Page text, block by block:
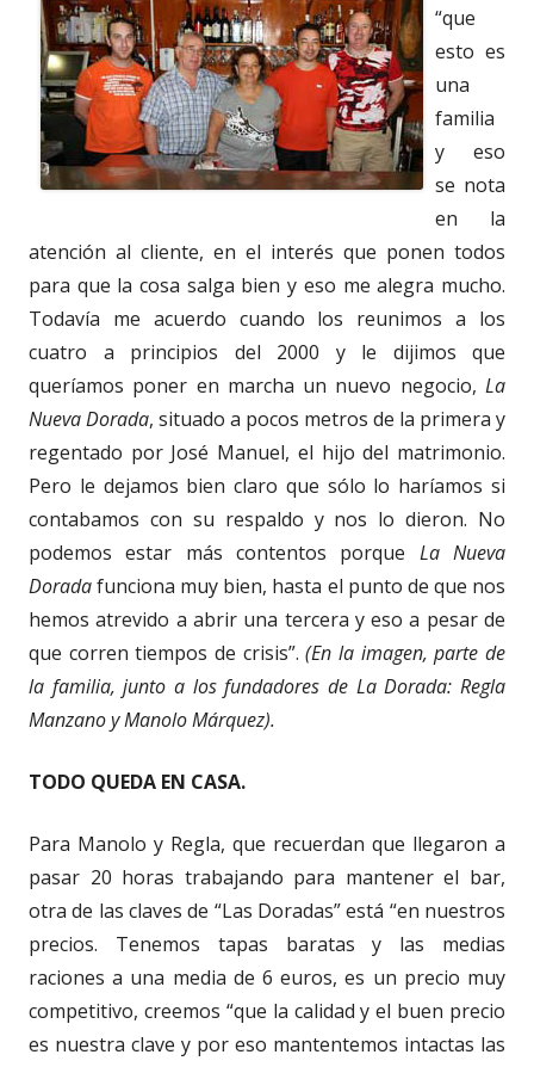
“que
esto es
una
familia
y eso
se nota
en la
atención al cliente, en el interés que ponen todos
para que la cosa salga bien y eso me alegra mucho.
Todavía me acuerdo cuando los reunimos a los
cuatro a principios del 2000 y le dijimos que
queríamos poner en marcha un nuevo negocio, La
Nueva Dorada, situado a pocos metros de la primera y
regentado por José Manuel, el hijo del matrimonio.
Pero le dejamos bien claro que sólo lo haríamos si
contabamos con su respaldo y nos lo dieron. No
podemos estar más contentos porque La Nueva
Doradafunciona muy bien, hasta el punto de que nos
hemos atrevido a abrir una tercera y eso a pesar de
que corren tiempos de crisis”.(En la imagen, parte de
la familia, junto a los fundadores de La Dorada: Regla
Manzano y Manolo Márquez).
TODO QUEDA EN CASA.
Para Manolo y Regla, que recuerdan que llegaron a
pasar 20 horas trabajando para mantener el bar,
otra de las claves de “Las Doradas” está “en nuestros
precios. Tenemos tapas baratas y las medias
raciones a una media de 6 euros, es un precio muy
competitivo, creemos “que la calidad y el buen precio
es nuestra clave y por eso mantentemos intactas las